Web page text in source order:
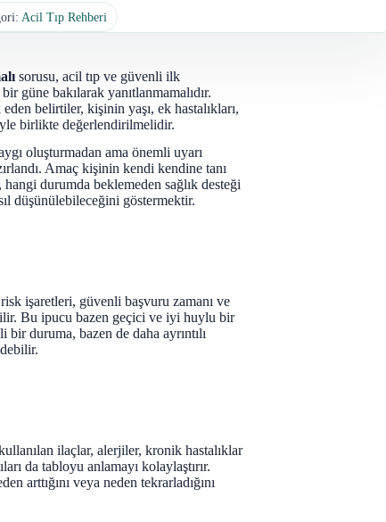
Acil Tıp Rehberi
sorusu, acil tıp ve güvenli ilk
güne bakılarak yanıtlanmamalıdır.
belirtiler, kişinin yaşı, ek hastalıkları,
birlikte değerlendirilmelidir.
oluşturmadan ama önemli uyarı
Amaç kişinin kendi kendine tanı
durumda beklemeden sağlık desteği
düşünülebileceğini göstermektir.
işaretleri, güvenli başvuru zamanı ve
Bu ipucu bazen geçici ve iyi huylu bir
duruma, bazen de daha ayrıntılı
ilaçlar, alerjiler, kronik hastalıklar
da tabloyu anlamayı kolaylaştırır.
arttığını veya neden tekrarladığını